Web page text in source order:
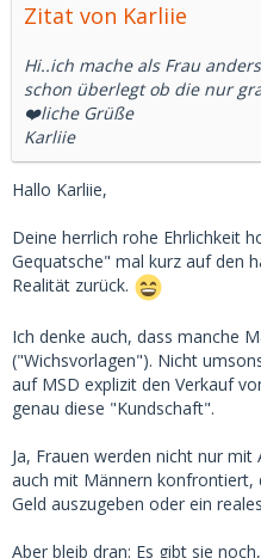
Zitat von Karliie
Hi..ich mache als Frau
schon überlegt ob die nur
❤️liche Grüße
Karliie
Hallo Karliie,
Deine herrlich rohe Ehrlichkeit
Gequatsche" mal kurz auf den
Realität zurück.
Ich denke auch, dass manche
("Wichsvorlagen"). Nicht
auf MSD explizit den Verkauf
genau diese "Kundschaft".
Ja, Frauen werden nicht nur
auch mit Männern konfrontiert,
Geld auszugeben oder ein
Aber bleib dran: Es gibt sie